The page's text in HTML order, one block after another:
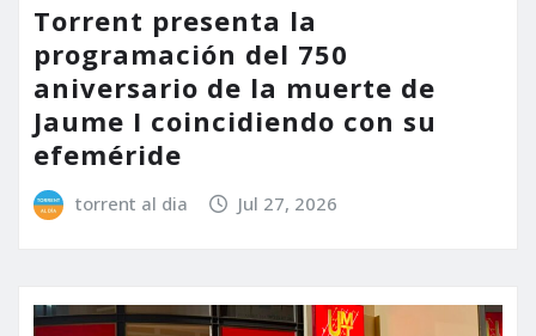
Torrent presenta la
programación del 750
aniversario de la muerte de
Jaume I coincidiendo con su
efeméride
torrent al dia Jul 27, 2026